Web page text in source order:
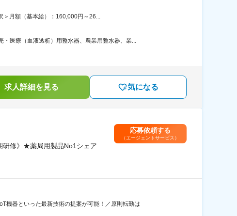
月額（基本給）：160,000円～26...
医療（血液透析）用整水器、農業用整水器、業...
求人詳細を見る 気になる
研修》★薬局用製品No1シェア
応募依頼する
（エージェントサービス）
器といった最新技術の提案が可能！／原則転勤は